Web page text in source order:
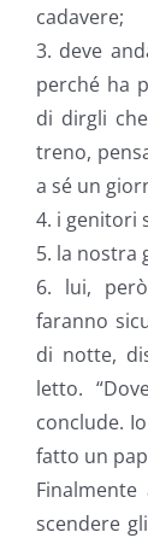
cadavere;
3. deve
perché ha
di dirgli
treno,
a sé un
4. i genitori
5. la nostra
6. lui,
faranno
di notte,
letto.
conclude.
fatto un
scendere